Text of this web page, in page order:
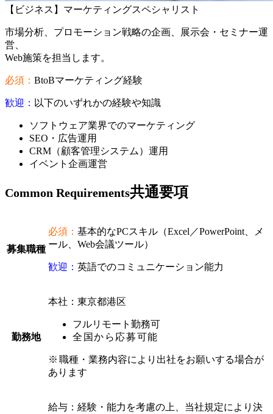
【ビジネス】マーケティングスペシャリスト
市場分析、プロモーション戦略の企画、展示会・セミナー運
営、
Web施策を担当します。
必須： BtoBマーケティング経験
歓迎： 以下のいずれかの経験や知識
ソフトウェア業界でのマーケティング
SEO・広告運用
CRM（顧客管理システム）運用
イベント企画運営
Common Requirements共通要項
募集職種
必須： 基本的なPCスキル（Excel／PowerPoint、メ
ール、Web会議ツール）
歓迎： 英語でのコミュニケーション能力
勤務地
本社：東京都港区
フルリモート勤務可
全国から応募可能
※ 職種・業務内容により出社をお願いする場合が
あります
給与：経験・能力を考慮の上、当社規定により決